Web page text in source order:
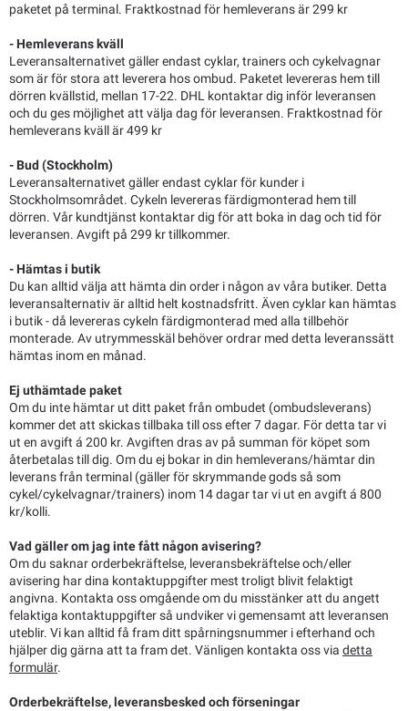
paketet på terminal. Fraktkostnad för hemleverans är 299 kr
- Hemleverans kväll
Leveransalternativet gäller endast cyklar, trainers och cykelvagnar
som är för stora att leverera hos ombud. Paketet levereras hem till
dörren kvällstid, mellan 17-22. DHL kontaktar dig inför leveransen
och du ges möjlighet att välja dag för leveransen. Fraktkostnad för
hemleverans kväll är 499 kr
- Bud (Stockholm)
Leveransalternativet gäller endast cyklar för kunder i
Stockholmsområdet. Cykeln levereras färdigmonterad hem till
dörren. Vår kundtjänst kontaktar dig för att boka in dag och tid för
leveransen. Avgift på 299 kr tillkommer.
- Hämtas i butik
Du kan alltid välja att hämta din order i någon av våra butiker. Detta
leveransalternativ är alltid helt kostnadsfritt. Även cyklar kan hämtas
i butik - då levereras cykeln färdigmonterad med alla tillbehör
monterade. Av utrymmesskäl behöver ordrar med detta leveranssätt
hämtas inom en månad.
Ej uthämtade paket
Om du inte hämtar ut ditt paket från ombudet (ombudsleverans)
kommer det att skickas tillbaka till oss efter 7 dagar. För detta tar vi
ut en avgift á 200 kr. Avgiften dras av på summan för köpet som
återbetalas till dig. Om du ej bokar in din hemleverans/hämtar din
leverans från terminal (gäller för skrymmande gods så som
cykel/cykelvagnar/trainers) inom 14 dagar tar vi ut en avgift á 800
kr/kolli.
Vad gäller om jag inte fått någon avisering?
Om du saknar orderbekräftelse, leveransbekräftelse och/eller
avisering har dina kontaktuppgifter mest troligt blivit felaktigt
angivna. Kontakta oss omgående om du misstänker att du angett
felaktiga kontaktuppgifter så undviker vi gemensamt att leveransen
uteblir. Vi kan alltid få fram ditt spårningsnummer i efterhand och
hjälper dig gärna att ta fram det. Vänligen kontakta oss via detta
formulär.
Orderbekräftelse, leveransbesked och förseningar